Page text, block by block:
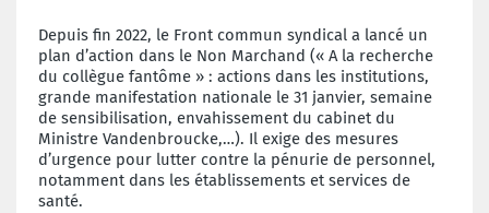
Depuis fin 2022, le Front commun syndical a lancé un
plan d’action dans le Non Marchand (« A la recherche
du collègue fantôme » : actions dans les institutions,
grande manifestation nationale le 31 janvier, semaine
de sensibilisation, envahissement du cabinet du
Ministre Vandenbroucke,…). Il exige des mesures
d’urgence pour lutter contre la pénurie de personnel,
notamment dans les établissements et services de
santé.